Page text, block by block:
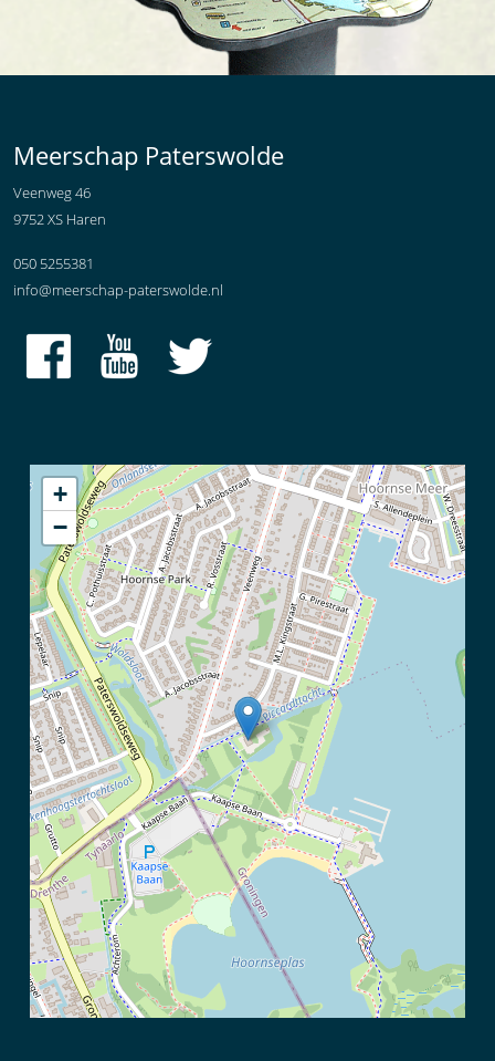
Meerschap Paterswolde
Veenweg 46
9752 XS Haren
050 5255381
info@meerschap-paterswolde.nl
+
−